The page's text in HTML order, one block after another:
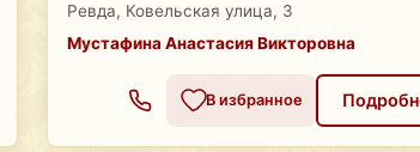
Ревда, Ковельская улица, 3
Мустафина Анастасия Викторовна
В избранное